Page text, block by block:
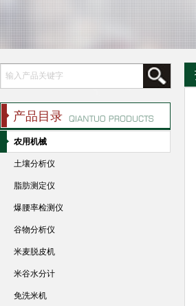
产品目录
农用机械
土壤分析仪
脂肪测定仪
爆腰率检测仪
谷物分析仪
米麦脱皮机
米谷水分计
免洗米机